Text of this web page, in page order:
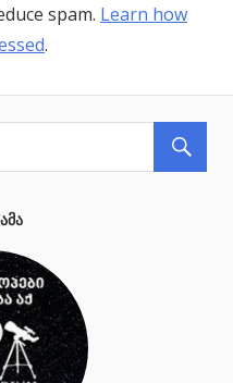
spam. Learn how
.